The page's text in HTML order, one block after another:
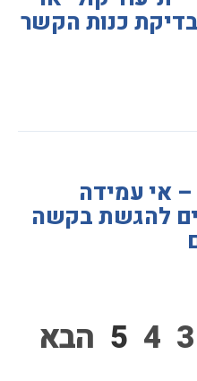
כנות הקשר
אי עמידה
להגשת בקשה
3
4
5 הבא